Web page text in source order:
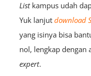
Listkampus udah
Yuk lanjut download
yang isinya bisa
nol, lengkap dengan
expert.